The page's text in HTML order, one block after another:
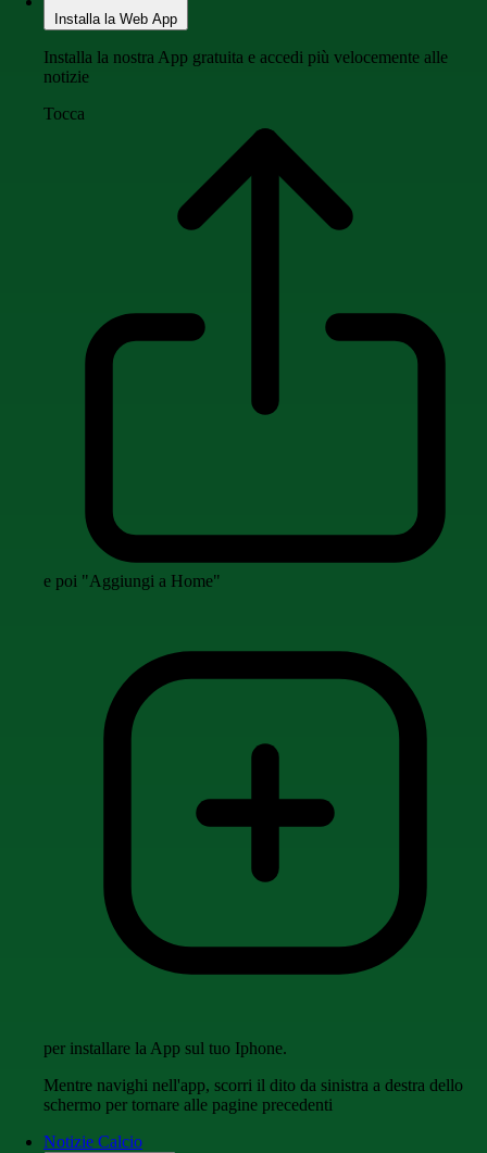
Installa la Web App
Installa la nostra App gratuita e accedi più velocemente alle
notizie
Tocca
e poi "Aggiungi a Home"
per installare la App sul tuo Iphone.
Mentre navighi nell'app, scorri il dito da sinistra a destra dello
schermo per tornare alle pagine precedenti
Notizie Calcio